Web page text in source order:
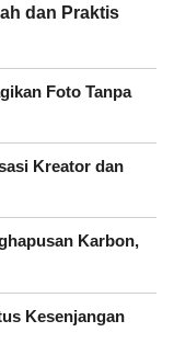
dan Praktis
Foto Tanpa
Kreator dan
Karbon,
Kesenjangan